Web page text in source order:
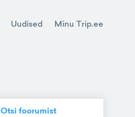
Uudised Minu Trip.ee
Otsi foorumist